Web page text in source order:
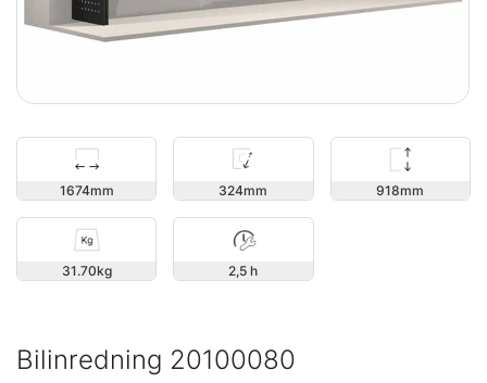
1674 324 918
31.70 2,5 h
Bilinredning 20100080